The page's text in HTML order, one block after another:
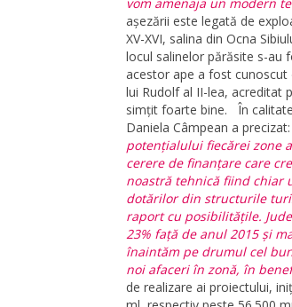
așezării este legată de
XV-XVI, salina din Ocna
locul salinelor părăsite s-au
acestor ape a fost cunoscut
lui Rudolf al II-lea, acreditat
simțit foarte bine.
În
Daniela Câmpean a precizat:
potențialului fiecărei zone
cerere de finanțare care
noastră tehnică fiind chiar
dotărilor din structurile
raport cu posibilitățile.
23% față de anul 2015 și
înaintăm pe drumul cel
noi afaceri în zonă, în
de realizare ai proiectului,